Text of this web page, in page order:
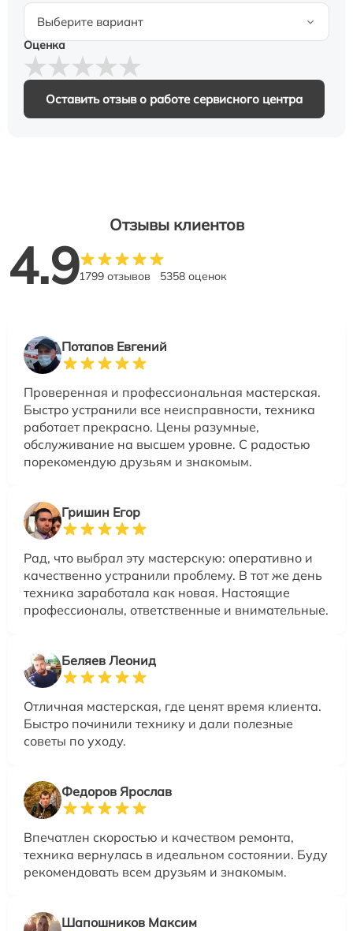
Оценка
Оставить отзыв о работе сервисного центра
Отзывы клиентов
4.91799 отзывов 5358 оценок
Потапов Евгений
Проверенная и профессиональная мастерская.
Быстро устранили все неисправности, техника
работает прекрасно. Цены разумные,
обслуживание на высшем уровне. С радостью
порекомендую друзьям и знакомым.
Гришин Егор
Рад, что выбрал эту мастерскую: оперативно и
качественно устранили проблему. В тот же день
техника заработала как новая. Настоящие
профессионалы, ответственные и внимательные.
Беляев Леонид
Отличная мастерская, где ценят время клиента.
Быстро починили технику и дали полезные
советы по уходу.
Федоров Ярослав
Впечатлен скоростью и качеством ремонта,
техника вернулась в идеальном состоянии. Буду
рекомендовать всем друзьям и знакомым.
Шапошников Максим